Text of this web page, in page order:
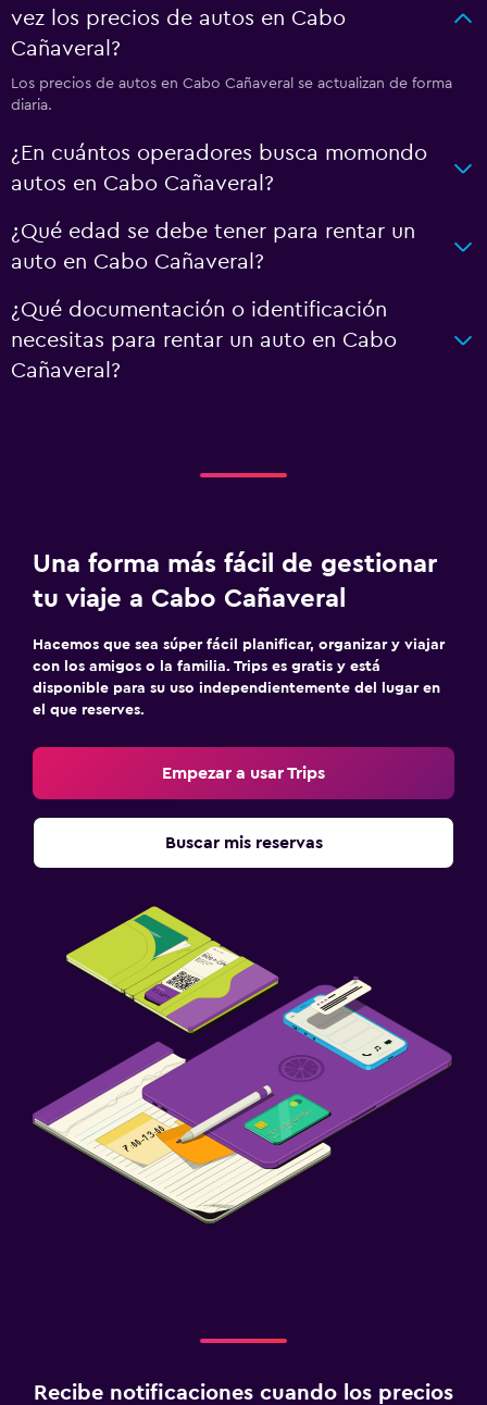
vez los precios de autos en Cabo
Cañaveral?
Los precios de autos en Cabo Cañaveral se actualizan de forma
diaria.
¿En cuántos operadores busca momondo
autos en Cabo Cañaveral?
¿Qué edad se debe tener para rentar un
auto en Cabo Cañaveral?
¿Qué documentación o identificación
necesitas para rentar un auto en Cabo
Cañaveral?
Una forma más fácil de gestionar
tu viaje a Cabo Cañaveral
Hacemos que sea súper fácil planificar, organizar y viajar
con los amigos o la familia. Trips es gratis y está
disponible para su uso independientemente del lugar en
el que reserves.
Empezar a usar Trips
Buscar mis reservas
Recibe notificaciones cuando los precios